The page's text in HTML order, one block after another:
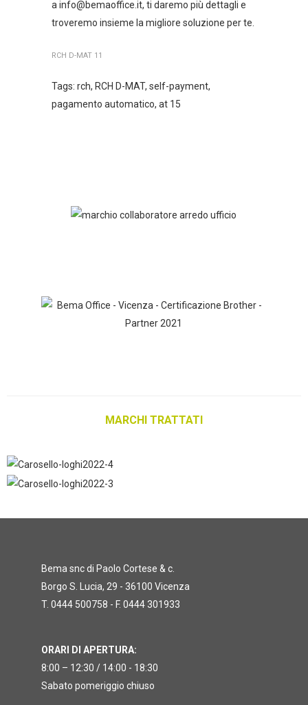
a info@bemaoffice.it, ti daremo più dettagli e
troveremo insieme la migliore soluzione per te.
RCH D-MAT 11
Tags: rch, RCH D-MAT, self-payment,
pagamento automatico, at 15
MARCHI TRATTATI
Bema snc di Paolo Cortese & c.
Borgo S. Lucia, 29 - 36100 Vicenza
T. 0444 500758 - F. 0444 301933
ORARI DI APERTURA:
8:00 – 12:30 / 14:00 - 18:30
Sabato pomeriggio chiuso